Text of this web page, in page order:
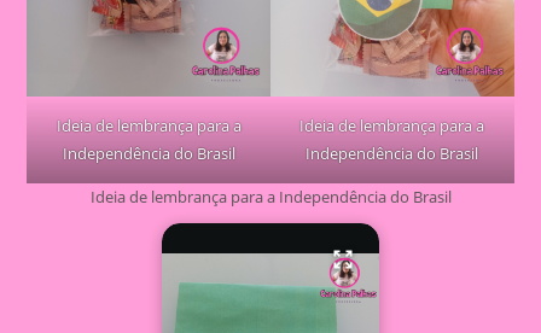
Ideia de lembrança para a
Independência do Brasil
Ideia de lembrança para a
Independência do Brasil
Ideia de lembrança para a Independência do Brasil